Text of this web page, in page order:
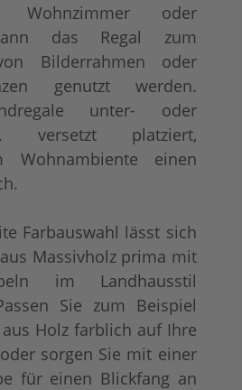
oder
das Regal zum
Bilderrahmen oder
genutzt werden.
unter- oder
versetzt platziert,
Wohnambiente einen
Farbauswahl lässt sich
Massivholz prima mit
im Landhausstil
Sie zum Beispiel
Holz farblich auf Ihre
sorgen Sie mit einer
für einen Blickfang an